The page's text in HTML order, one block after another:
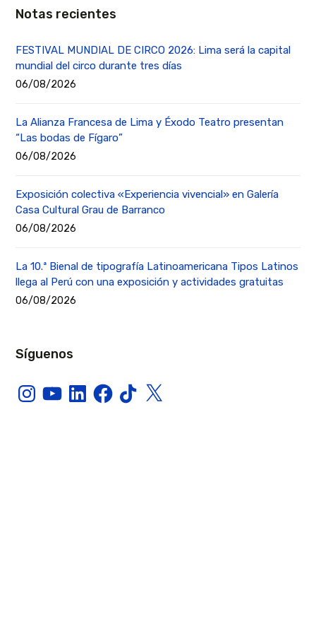
Notas recientes
FESTIVAL MUNDIAL DE CIRCO 2026: Lima será la capital
mundial del circo durante tres días
06/08/2026
La Alianza Francesa de Lima y Éxodo Teatro presentan
“Las bodas de Fígaro”
06/08/2026
Exposición colectiva «Experiencia vivencial» en Galería
Casa Cultural Grau de Barranco
06/08/2026
La 10.ª Bienal de tipografía Latinoamericana Tipos Latinos
llega al Perú con una exposición y actividades gratuitas
06/08/2026
Síguenos
InstagramYouTubeLinkedInFacebook
TikTokX